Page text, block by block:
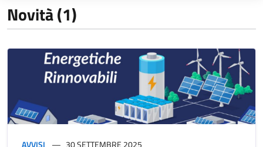
Novità (1)
AVVISI 30 SETTEMBRE 2025